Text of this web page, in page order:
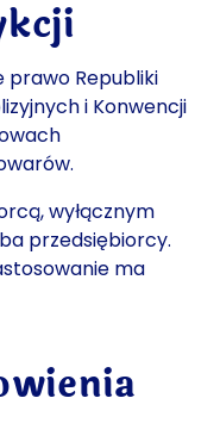
prawo Republiki
i Konwencji
wyłącznym
przedsiębiorcy.
ma